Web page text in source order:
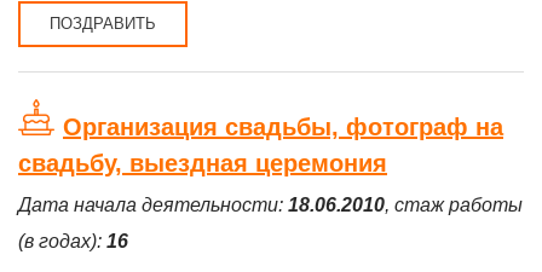
ПОЗДРАВИТЬ
Организация свадьбы, фотограф на
свадьбу, выездная церемония
Дата начала деятельности: 18.06.2010, стаж работы
(в годах): 16